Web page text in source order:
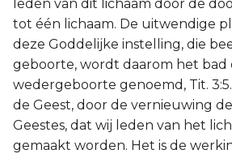
leden van dit lichaam door de
tot één lichaam. De uitwendige
deze Goddelijke instelling, die
geboorte, wordt daarom het bad
wedergeboorte genoemd, Tit.
de Geest, door de vernieuwing
Geestes, dat wij leden van het
gemaakt worden. Het is de